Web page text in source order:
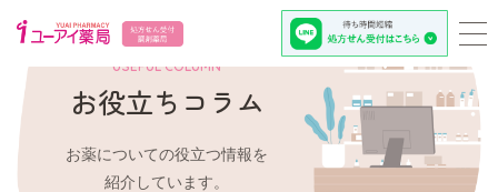
USEFUL COLUMN
お役立ちコラム
お薬についての役立つ情報を
紹介しています。